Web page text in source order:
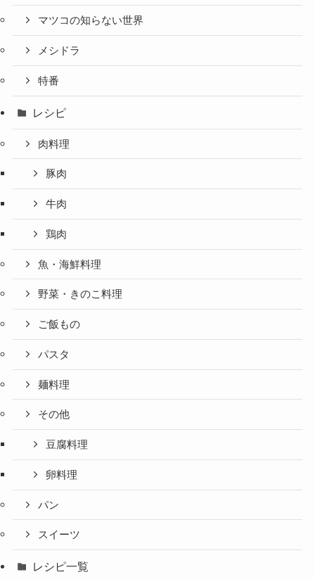
マツコの知らない世界
メシドラ
特番
レシピ
肉料理
豚肉
牛肉
鶏肉
魚・海鮮料理
野菜・きのこ料理
ご飯もの
パスタ
麺料理
その他
豆腐料理
卵料理
パン
スイーツ
レシピ一覧